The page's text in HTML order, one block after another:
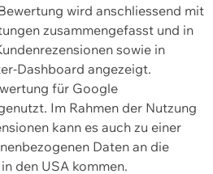
wird anschliessend mit
zusammengefasst und in
sowie in
Dashboard angezeigt.
für Google
Im Rahmen der Nutzung
kann es auch zu einer
Daten an die
den USA kommen.